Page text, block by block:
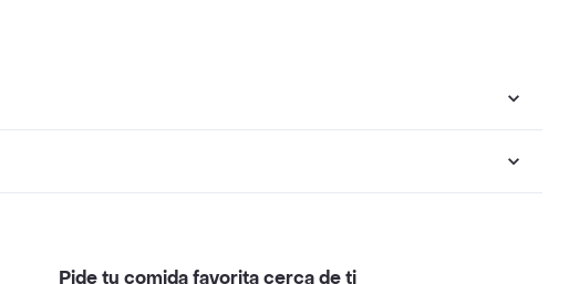
Pide tu comida favorita cerca de ti